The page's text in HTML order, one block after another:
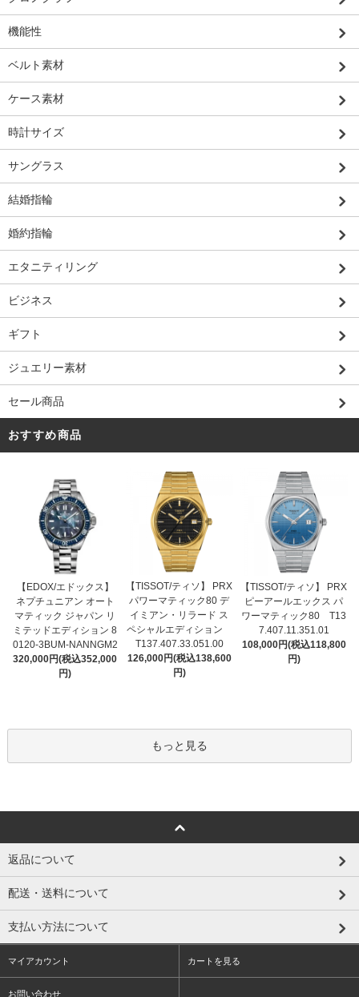
機能性
ベルト素材
ケース素材
時計サイズ
サングラス
結婚指輪
婚約指輪
エタニティリング
ビジネス
ギフト
ジュエリー素材
セール商品
おすすめ商品
【EDOX/エドックス】
ネプチュニアン オート
マティック ジャパン リ
ミテッドエディション 8
0120-3BUM-NANNGM2
320,000円(税込352,000
円)
【TISSOT/ティソ】 PRX
パワーマティック80 デ
イミアン・リラード ス
ペシャルエディション
T137.407.33.051.00
126,000円(税込138,600
円)
【TISSOT/ティソ】 PRX
ピーアールエックス パ
ワーマティック80 T13
7.407.11.351.01
108,000円(税込118,800
円)
もっと見る
返品について
配送・送料について
支払い方法について
マイアカウント カートを見る
お問い合わせ